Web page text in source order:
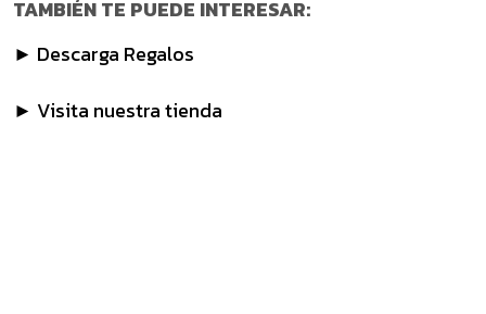
TAMBIÉN TE PUEDE INTERESAR:
► Descarga Regalos
► Visita nuestra tienda